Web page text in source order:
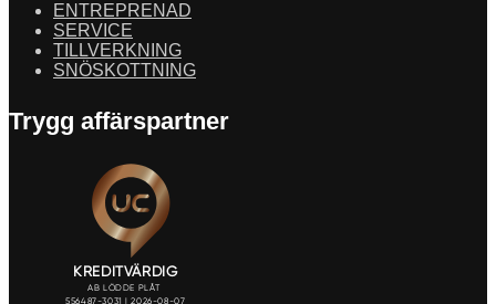
ENTREPRENAD
SERVICE
TILLVERKNING
SNÖSKOTTNING
Trygg affärspartner